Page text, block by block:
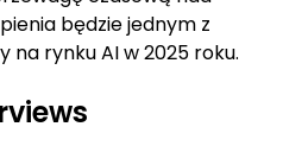
będzie jednym z
na rynku AI w 2025 roku.